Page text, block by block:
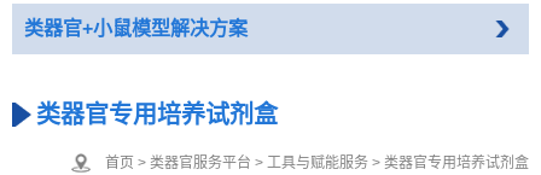
类器官+小鼠模型解决方案
类器官专用培养试剂盒
首页 > 类器官服务平台 > 工具与赋能服务 > 类器官专用培养试剂盒